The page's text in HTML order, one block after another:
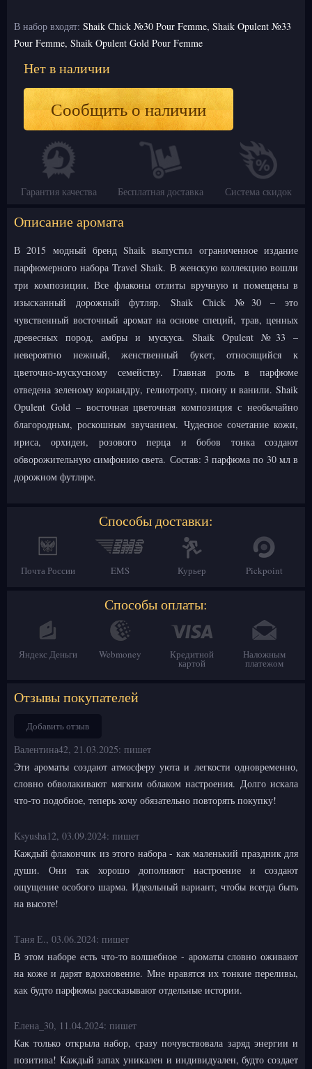
В набор входят: Shaik Chick №30 Pour Femme, Shaik Opulent №33
Pour Femme, Shaik Opulent Gold Pour Femme
Нет в наличии
Сообщить о наличии
Гарантия качества Бесплатная доставка Система скидок
Описание аромата
В 2015 модный бренд Shaik выпустил ограниченное издание
парфюмерного набора Travel Shaik. В женскую коллекцию вошли
три композиции. Все флаконы отлиты вручную и помещены в
изысканный дорожный футляр. Shaik Chick №30 – это
чувственный восточный аромат на основе специй, трав, ценных
древесных пород, амбры и мускуса. Shaik Opulent №33 –
невероятно нежный, женственный букет, относящийся к
цветочно-мускусному семейству. Главная роль в парфюме
отведена зеленому кориандру, гелиотропу, пиону и ванили. Shaik
Opulent Gold – восточная цветочная композиция с необычайно
благородным, роскошным звучанием. Чудесное сочетание кожи,
ириса, орхидеи, розового перца и бобов тонка создают
обворожительную симфонию света. Состав: 3 парфюма по 30 мл в
дорожном футляре.
Способы доставки:
Почта России EMS Курьер Pickpoint
Способы оплаты:
Яндекс Деньги Webmoney Кредитной
картой
Наложным
платежом
Отзывы покупателей
Добавить отзыв
Валентина42, 21.03.2025: пишет
Эти ароматы создают атмосферу уюта и легкости одновременно,
словно обволакивают мягким облаком настроения. Долго искала
что-то подобное, теперь хочу обязательно повторять покупку!
Ksyusha12, 03.09.2024: пишет
Каждый флакончик из этого набора - как маленький праздник для
души. Они так хорошо дополняют настроение и создают
ощущение особого шарма. Идеальный вариант, чтобы всегда быть
на высоте!
Таня Е., 03.06.2024: пишет
В этом наборе есть что-то волшебное - ароматы словно оживают
на коже и дарят вдохновение. Мне нравятся их тонкие переливы,
как будто парфюмы рассказывают отдельные истории.
Елена_30, 11.04.2024: пишет
Как только открыла набор, сразу почувствовала заряд энергии и
позитива! Каждый запах уникален и индивидуален, будто создает